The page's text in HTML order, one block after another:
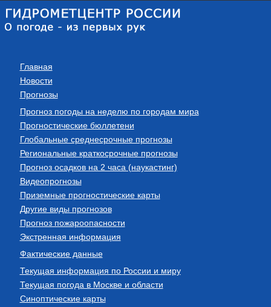
Главная
Новости
Прогнозы
Прогноз погоды на неделю по городам мира
Прогностические бюллетени
Глобальные среднесрочные прогнозы
Региональные краткосрочные прогнозы
Прогноз осадков на 2 часа (наукастинг)
Видеопрогнозы
Приземные прогностические карты
Другие виды прогнозов
Прогноз пожароопасности
Экстренная информация
Фактические данные
Текущая информация по России и миру
Текущая погода в Москве и области
Синоптические карты